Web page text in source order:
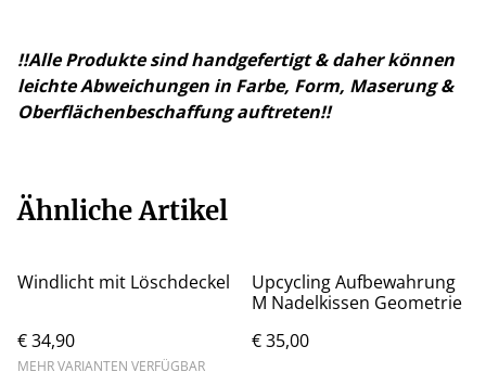
!!Alle Produkte sind handgefertigt & daher können
leichte Abweichungen in Farbe, Form, Maserung &
Oberflächenbeschaffung auftreten!!
Ähnliche Artikel
Windlicht mit Löschdeckel
€ 34,90
MEHR VARIANTEN VERFÜGBAR
Upcycling Aufbewahrung
M Nadelkissen Geometrie
€ 35,00